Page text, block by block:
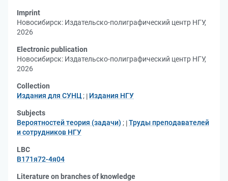
Imprint
Новосибирск: Издательско-полиграфический центр НГУ,
2026
Electronic publication
Новосибирск: Издательско-полиграфический центр НГУ,
2026
Collection
Издания для СУНЦ ; Издания НГУ
Subjects
Вероятностей теория (задачи) ; Труды преподавателей
и сотрудников НГУ
LBC
В171я72-4я04
Literature on branches of knowledge